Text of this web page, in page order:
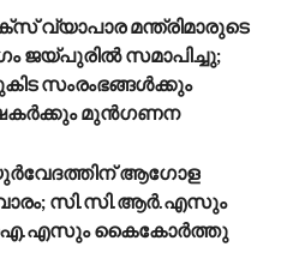
വ്യാപാര മന്ത്രിമാരുടെ
ജയ്പുരിൽ സമാപിച്ചു;
സംരംഭങ്ങൾക്കും
മുൻഗണന
ആഗോള
സി.സി.ആർ.എസും
കൈകോർത്തു